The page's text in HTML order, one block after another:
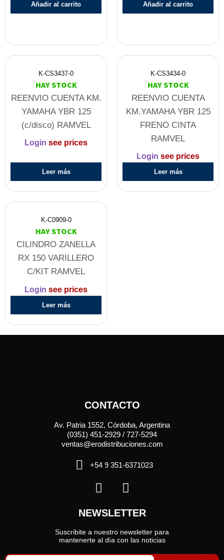
Añadir al carrito Añadir al carrito
K-CS3437-0
HAY STOCK
REENVIO CUENTA KM.
YAMAHA YBR 125
(c/disco) RAMVEL
Login see prices
Leer más
K-CS3434-0
HAY STOCK
REENVIO CUENTA
KM.YAMAHA YBR 125
FRENO CINTA
RAMVEL
Login see prices
Leer más
K-C0909-0
HAY STOCK
CILINDRO ZANELLA
RX 150 VARILLERO
C/KIT RAMVEL
Login see prices
Leer más
CONTACTO
Av. Patria 1552, Córdoba, Argentina
(0351) 451-2929 / 727-5294
ventas@erodistribuciones.com
+54 9 351-6371023
NEWSLETTER
Suscribite a nuestro newsletter para
mantenerte al día con las noticias